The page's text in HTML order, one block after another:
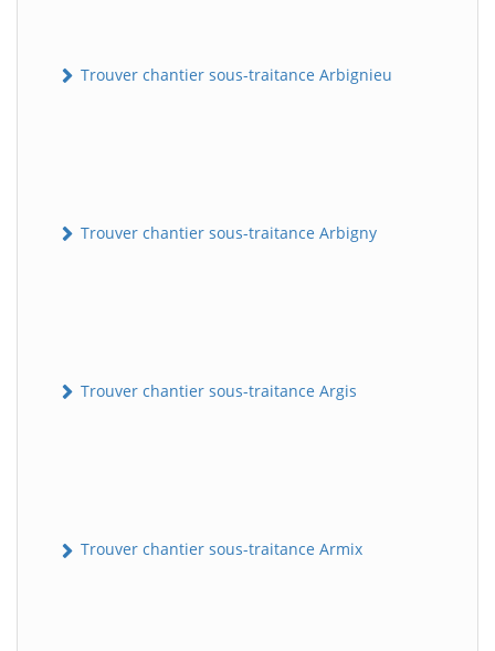
Trouver chantier sous-traitance Arbignieu
Trouver chantier sous-traitance Arbigny
Trouver chantier sous-traitance Argis
Trouver chantier sous-traitance Armix